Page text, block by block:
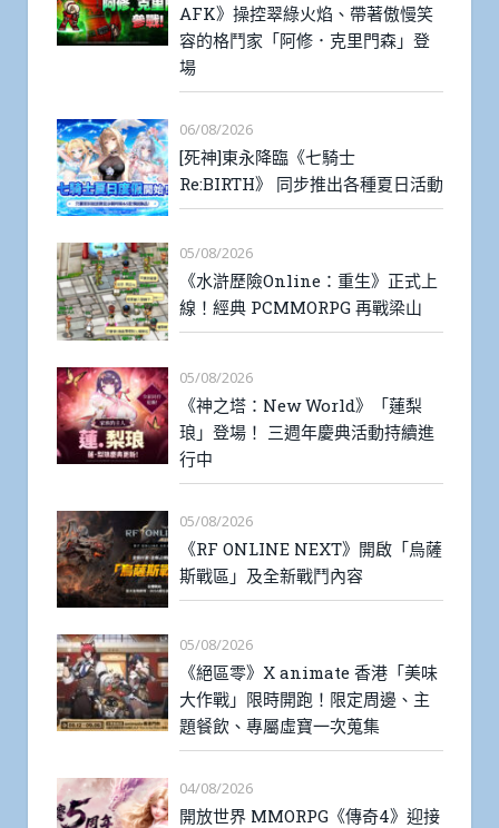
AFK》操控翠綠火焰、帶著傲慢笑
容的格鬥家「阿修．克里門森」登
場
06/08/2026
[死神]東永降臨《七騎士
Re:BIRTH》 同步推出各種夏日活動
05/08/2026
《水滸歷險Online：重生》正式上
線！經典 PCMMORPG 再戰梁山
05/08/2026
《神之塔：New World》「蓮梨
琅」登場！ 三週年慶典活動持續進
行中
05/08/2026
《RF ONLINE NEXT》開啟「烏薩
斯戰區」及全新戰鬥內容
05/08/2026
《絕區零》X animate 香港「美味
大作戰」限時開跑！限定周邊、主
題餐飲、專屬虛寶一次蒐集
04/08/2026
開放世界 MMORPG《傳奇4》迎接